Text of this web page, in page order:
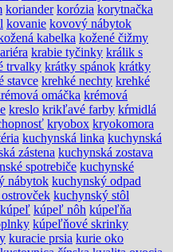
koriander korózia korytnačka
kovanie kovový nábytok
kabelka kožené čižmy
krabie tyčinky králik s
trvalky krátky spánok krátky
stavce krehké nechty krehké
omáčka krémová
kreslo krikľavé farby kŕmidlá
kryobox kryokomora
kuchynská linka kuchynská
zástena kuchynská zostava
spotrebiče kuchynské
nábytok kuchynský odpad
kuchynský stôl
kúpeľ kúpeľ nôh kúpeľňa
kúpeľňové skrinky
kuracie prsia kurie oko